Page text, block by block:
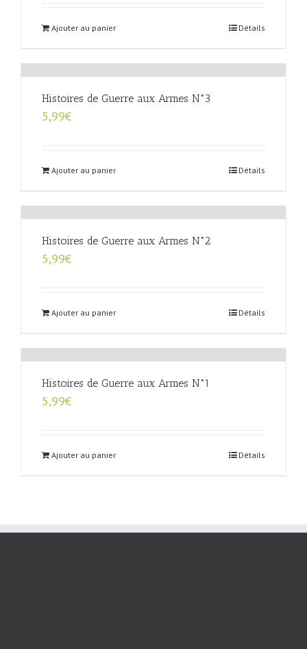
Ajouter au panier Détails
Histoires de Guerre aux Armes N°3
5,99€
Ajouter au panier Détails
Histoires de Guerre aux Armes N°2
5,99€
Ajouter au panier Détails
Histoires de Guerre aux Armes N°1
5,99€
Ajouter au panier Détails